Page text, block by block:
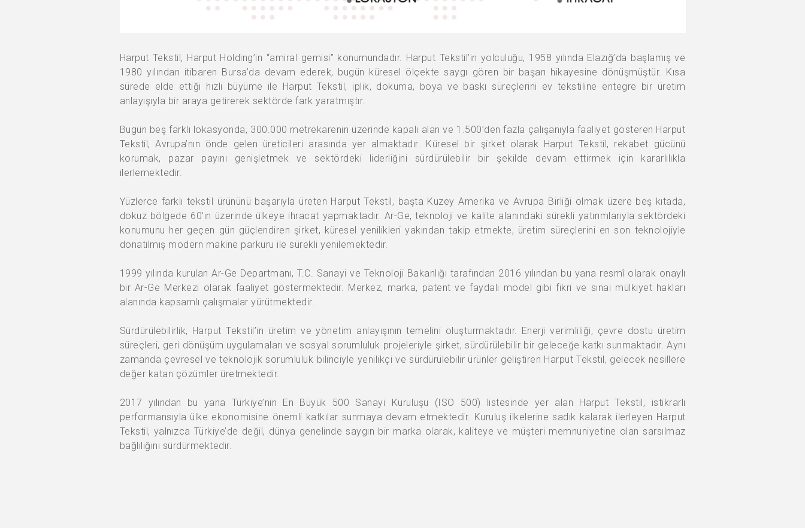
Harput Tekstil, Harput Holding’in “amiral gemisi” konumundadır. Harput Tekstil’in yolculuğu, 1958 yılında Elazığ’da başlamış ve
1980 yılından itibaren Bursa’da devam ederek, bugün küresel ölçekte saygı gören bir başarı hikayesine dönüşmüştür. Kısa
sürede elde ettiği hızlı büyüme ile Harput Tekstil, iplik, dokuma, boya ve baskı süreçlerini ev tekstiline entegre bir üretim
anlayışıyla bir araya getirerek sektörde fark yaratmıştır.
Bugün beş farklı lokasyonda, 300.000 metrekarenin üzerinde kapalı alan ve 1.500’den fazla çalışanıyla faaliyet gösteren Harput
Tekstil, Avrupa’nın önde gelen üreticileri arasında yer almaktadır. Küresel bir şirket olarak Harput Tekstil, rekabet gücünü
korumak, pazar payını genişletmek ve sektördeki liderliğini sürdürülebilir bir şekilde devam ettirmek için kararlılıkla
ilerlemektedir.
Yüzlerce farklı tekstil ürününü başarıyla üreten Harput Tekstil, başta Kuzey Amerika ve Avrupa Birliği olmak üzere beş kıtada,
dokuz bölgede 60'ın üzerinde ülkeye ihracat yapmaktadır. Ar-Ge, teknoloji ve kalite alanındaki sürekli yatırımlarıyla sektördeki
konumunu her geçen gün güçlendiren şirket, küresel yenilikleri yakından takip etmekte, üretim süreçlerini en son teknolojiyle
donatılmış modern makine parkuru ile sürekli yenilemektedir.
1999 yılında kurulan Ar-Ge Departmanı, T.C. Sanayi ve Teknoloji Bakanlığı tarafından 2016 yılından bu yana resmî olarak onaylı
bir Ar-Ge Merkezi olarak faaliyet göstermektedir. Merkez, marka, patent ve faydalı model gibi fikri ve sınai mülkiyet hakları
alanında kapsamlı çalışmalar yürütmektedir.
Sürdürülebilirlik, Harput Tekstil’in üretim ve yönetim anlayışının temelini oluşturmaktadır. Enerji verimliliği, çevre dostu üretim
süreçleri, geri dönüşüm uygulamaları ve sosyal sorumluluk projeleriyle şirket, sürdürülebilir bir geleceğe katkı sunmaktadır. Aynı
zamanda çevresel ve teknolojik sorumluluk bilinciyle yenilikçi ve sürdürülebilir ürünler geliştiren Harput Tekstil, gelecek nesillere
değer katan çözümler üretmektedir.
2017 yılından bu yana Türkiye’nin En Büyük 500 Sanayi Kuruluşu (ISO 500) listesinde yer alan Harput Tekstil, istikrarlı
performansıyla ülke ekonomisine önemli katkılar sunmaya devam etmektedir. Kuruluş ilkelerine sadık kalarak ilerleyen Harput
Tekstil, yalnızca Türkiye’de değil, dünya genelinde saygın bir marka olarak, kaliteye ve müşteri memnuniyetine olan sarsılmaz
bağlılığını sürdürmektedir.